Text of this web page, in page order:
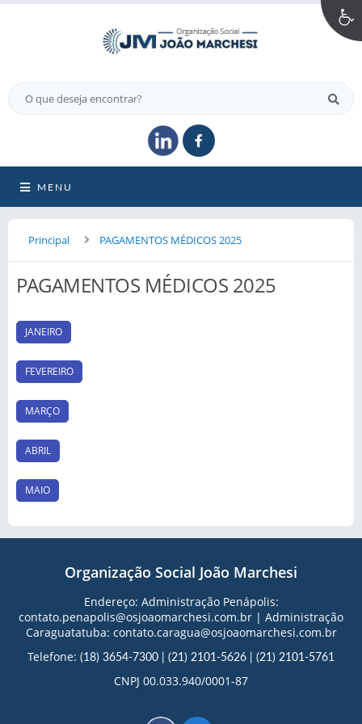
MENU
Principal PAGAMENTOS MÉDICOS 2025
PAGAMENTOS MÉDICOS 2025
JANEIRO
FEVEREIRO
MARÇO
ABRIL
MAIO
Organização Social João Marchesi
Endereço: Administração Penápolis:
contato.penapolis@osjoaomarchesi.com.br | Administração
Caraguatatuba: contato.caragua@osjoaomarchesi.com.br
Telefone: (18) 3654-7300 | (21) 2101-5626 | (21) 2101-5761
CNPJ 00.033.940/0001-87